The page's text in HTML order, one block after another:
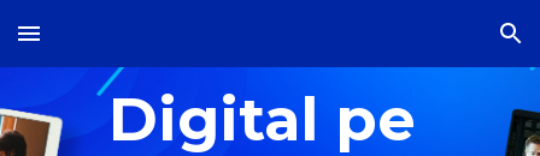
Skip to main content Skip to navigation
Digital pe